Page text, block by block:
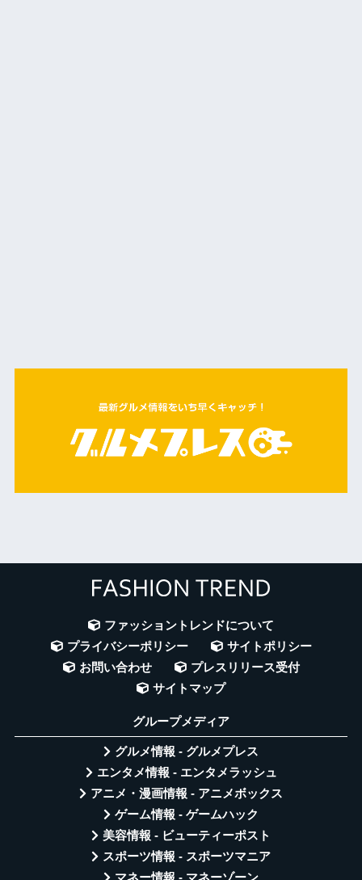
ファッショントレンドについて
プライバシーポリシー
サイトポリシー
お問い合わせ
プレスリリース受付
サイトマップ
グループメディア
グルメ情報 - グルメプレス
エンタメ情報 - エンタメラッシュ
アニメ・漫画情報 - アニメボックス
ゲーム情報 - ゲームハック
美容情報 - ビューティーポスト
スポーツ情報 - スポーツマニア